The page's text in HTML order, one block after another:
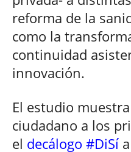
reforma de la
como la
continuidad
innovación.
El estudio
ciudadano a los
el decálogo #DiSí